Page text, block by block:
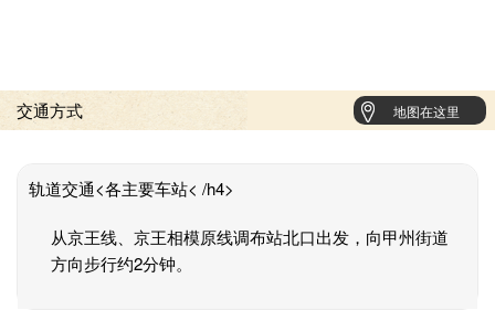
交通方式 地图在这里
轨道交通<各主要车站< /h4>
从京王线、京王相模原线调布站北口出发，向甲州街道
方向步行约2分钟。